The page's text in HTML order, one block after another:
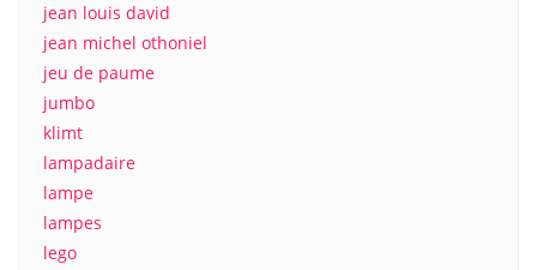
jean louis david
jean michel othoniel
jeu de paume
jumbo
klimt
lampadaire
lampe
lampes
lego